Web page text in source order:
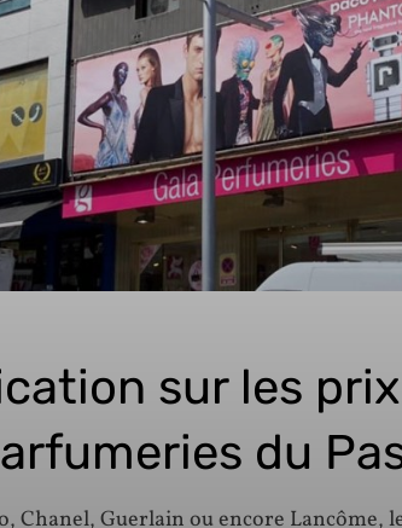
sur les
du
Chanel, Guerlain ou encore Lancôme,